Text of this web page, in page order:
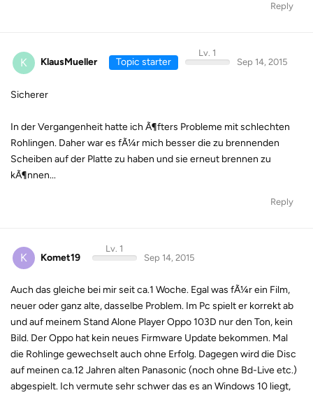
Reply
K KlausMueller Topic starter
Lv. 1
Sep 14, 2015
Sicherer
In der Vergangenheit hatte ich Ã¶fters Probleme mit schlechten
Rohlingen. Daher war es fÃ¼r mich besser die zu brennenden
Scheiben auf der Platte zu haben und sie erneut brennen zu
kÃ¶nnen...
Reply
K Komet19
Lv. 1
Sep 14, 2015
Auch das gleiche bei mir seit ca.1 Woche. Egal was fÃ¼r ein Film,
neuer oder ganz alte, dasselbe Problem. Im Pc spielt er korrekt ab
und auf meinem Stand Alone Player Oppo 103D nur den Ton, kein
Bild. Der Oppo hat kein neues Firmware Update bekommen. Mal
die Rohlinge gewechselt auch ohne Erfolg. Dagegen wird die Disc
auf meinen ca.12 Jahren alten Panasonic (noch ohne Bd-Live etc.)
abgespielt. Ich vermute sehr schwer das es an Windows 10 liegt,